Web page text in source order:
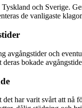
och Sverige.
de vanligaste
och
bokade
har varit svårt att nå